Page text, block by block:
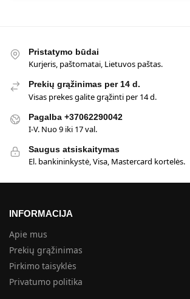
Pristatymo būdai
Kurjeris, paštomatai, Lietuvos paštas.
Prekių grąžinimas per 14 d.
Visas prekes galite grąžinti per 14 d.
Pagalba +37062290042
I-V. Nuo 9 iki 17 val.
Saugus atsiskaitymas
El. bankininkystė, Visa, Mastercard kortelės.
INFORMACIJA
Apie mus
Prekių grąžinimas
Pirkimo taisyklės
Privatumo politika